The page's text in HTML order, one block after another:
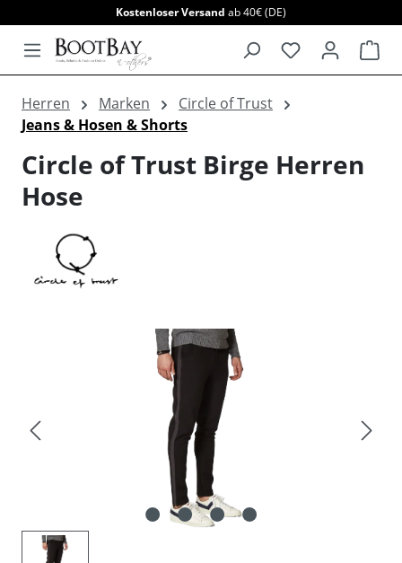
Kostenloser Versand ab 40€ (DE)
Herren Marken
Circle of Trust
Jeans & Hosen & Shorts
Circle of Trust Birge Herren
Hose
Bildergalerie überspringen